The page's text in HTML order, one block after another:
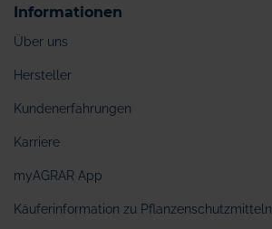
Informationen
Über uns
Hersteller
Kundenerfahrungen
Karriere
myAGRAR App
Käuferinformation zu Pflanzenschutzmitteln